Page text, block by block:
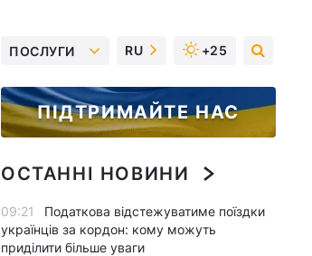
ПОСЛУГИ RU +25
ПІДТРИМАЙТЕ НАС
ОСТАННІ НОВИНИ
09:21
Податкова відстежуватиме поїздки
українців за кордон: кому можуть
приділити більше уваги